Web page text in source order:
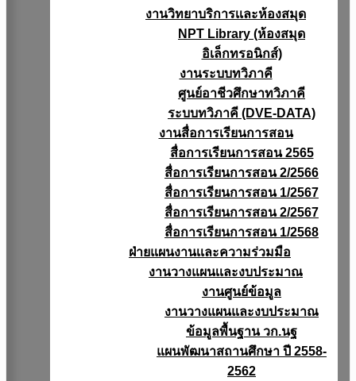
งานวิทยาบริการเเละห้องสมุด
NPT Library (ห้องสมุด
อิเล็กทรอนิกส์)
งานระบบทวิภาคี
ศูนย์อาชีวศึกษาทวิภาคี
ระบบทวิภาคี (DVE-DATA)
งานสื่อการเรียนการสอน
สื่อการเรียนการสอน 2565
สื่อการเรียนการสอน 2/2566
สื่อการเรียนการสอน 1/2567
สื่อการเรียนการสอน 2/2567
สื่อการเรียนการสอน 1/2568
ฝ่ายแผนงานเเละความร่วมมือ
งานวางแผนเเละงบประมาณ
งานศูนย์ข้อมูล
งานวางแผนและงบประมาณ
ข้อมูลพื้นฐาน วก.นฐ
แผนพัฒนาสถานศึกษา ปี 2558-
2562